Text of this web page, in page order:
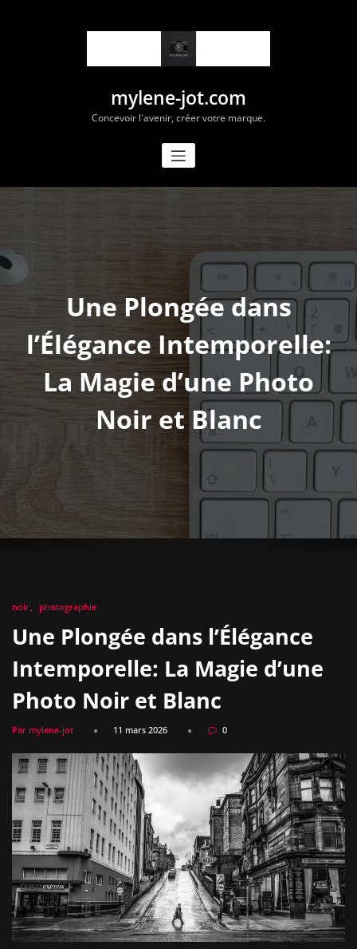
mylene-jot.com
Concevoir l'avenir, créer votre marque.
Une Plongée dans
l’Élégance Intemporelle:
La Magie d’une Photo
Noir et Blanc
noir photographie
Une Plongée dans l’Élégance
Intemporelle: La Magie d’une
Photo Noir et Blanc
Par mylene-jot 11 mars 2026 0